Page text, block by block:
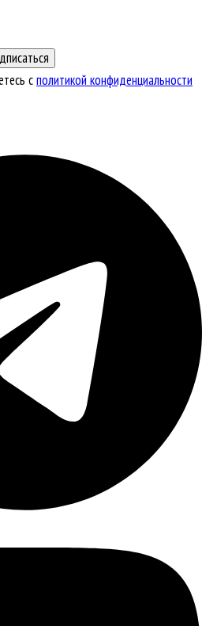
сполитикой конфиденциальности